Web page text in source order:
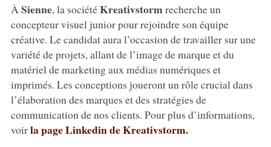
À Sienne, la sociétéKreativstormrecherche un
concepteur visuel junior pour rejoindre son équipe
créative. Le candidat aura l’occasion de travailler sur une
variété de projets, allant de l’image de marque et du
matériel de marketing aux médias numériques et
imprimés. Les conceptions joueront un rôle crucial dans
l’élaboration des marques et des stratégies de
communication de nos clients. Pour plus d’informations,
voirla page Linkedin de Kreativstorm.